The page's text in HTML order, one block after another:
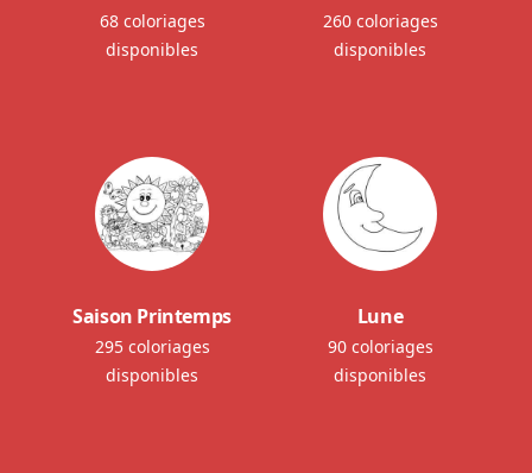
68 coloriages
disponibles
260 coloriages
disponibles
Saison Printemps
295 coloriages
disponibles
Lune
90 coloriages
disponibles